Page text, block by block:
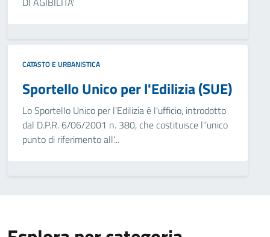
CATASTO E URBANISTICA
Sportello Unico per l'Edilizia (SUE)
Lo Sportello Unico per l'Edilizia è l'ufficio, introdotto
dal D.P.R. 6/06/2001 n. 380, che costituisce l'’unico
punto di riferimento all'...